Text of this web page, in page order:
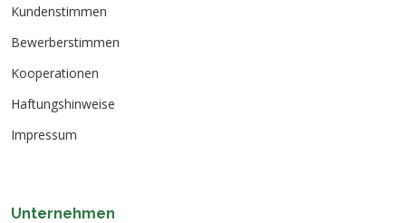
Kundenstimmen
Bewerberstimmen
Kooperationen
Haftungshinweise
Impressum
Unternehmen